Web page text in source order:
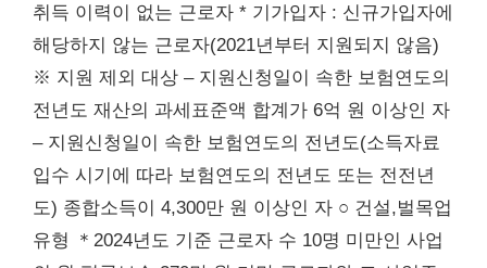
취득 이력이 없는 근로자 * 기가입자 : 신규가입자에
해당하지 않는 근로자(2021년부터 지원되지 않음)
※ 지원 제외 대상 – 지원신청일이 속한 보험연도의
전년도 재산의 과세표준액 합계가 6억 원 이상인 자
– 지원신청일이 속한 보험연도의 전년도(소득자료
입수 시기에 따라 보험연도의 전년도 또는 전전년
도) 종합소득이 4,300만 원 이상인 자 ○ 건설,벌목업
유형 ＊2024년도 기준 근로자 수 10명 미만인 사업